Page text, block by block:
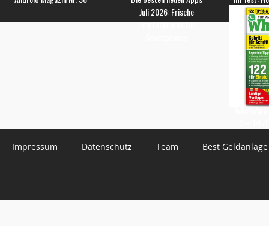
Juli 2026: Frische
Empfehlungen für
Impressum Datenschutz Team Best Geldanlage